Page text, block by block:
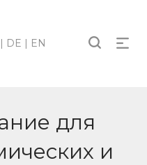
| DE | EN
для
и